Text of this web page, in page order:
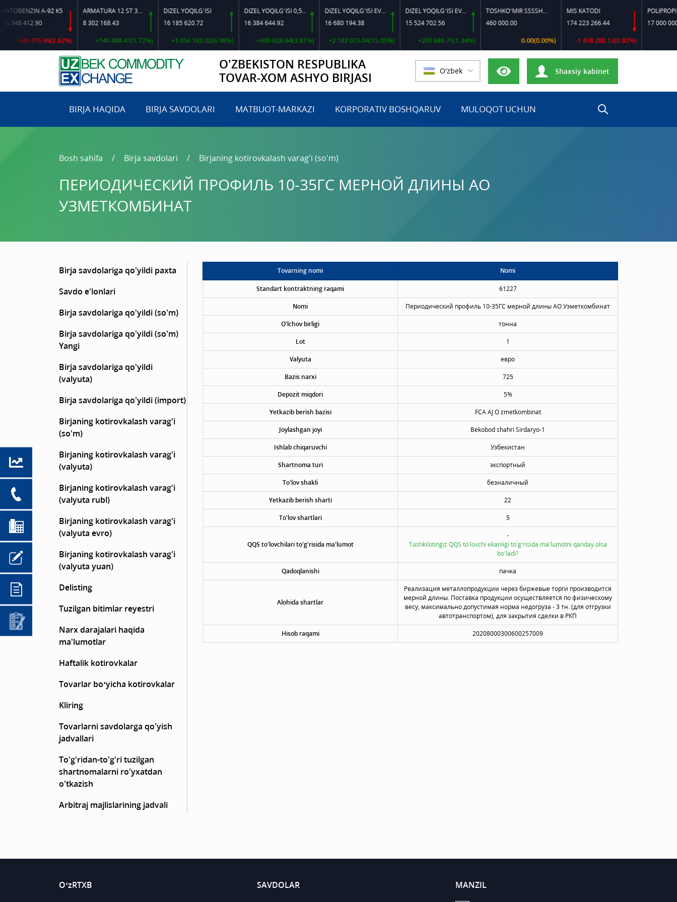
A-92 K5
475.99(2.62%)
ARMATURA 12 ST 35 GS O‘LCHAMLI
8 302 168.43
+140 408.47(1.72%)
DIZEL YOQILG‘ISI
16 185 620.72
+1 056 183.02(6.98%)
DIZEL YOQILG‘ISI 0,5-40
16 384 644.92
+600 628.64(3.81%)
DIZEL YOQILG‘ISI EVRO L-K-4
16 680 194.38
+2 182 073.04(15.05%)
DIZEL YOQILG‘ISI EVRO-L II K-4 SSDF
15 524 702.56
+205 689.71(1.34%)
TOSHKO‘MIR SSSSH-13
460 000.00
0.00(0.00%)
MIS KATODI
174 223 266.44
-1 438 288.13(0.82%)
POLIPROPILEN B-
17 000 000.00
O'ZBEKISTON RESPUBLIKA
TOVAR-XOM ASHYO BIRJASI
O'zbek Shaxsiy kabinet
BIRJA HAQIDA BIRJA SAVDOLARI MATBUOT-MARKAZI KORPORATIV BOSHQARUV MULOQOT UCHUN
Bosh sahifa Birja savdolari Birjaning kotirovkalash varag'i (so'm)
ПЕРИОДИЧЕСКИЙ ПРОФИЛЬ 10-35ГС МЕРНОЙ ДЛИНЫ АО
УЗМЕТКОМБИНАТ
Birja savdolariga qo'yildi paxta
Savdo e'lonlari
Birja savdolariga qo'yildi (so'm)
Birja savdolariga qo'yildi (so'm)
Yangi
Birja savdolariga qo'yildi
(valyuta)
Birja savdolariga qo'yildi (import)
Birjaning kotirovkalash varag'i
(so'm)
Birjaning kotirovkalash varag'i
(valyuta)
Birjaning kotirovkalash varag'i
(valyuta rubl)
Birjaning kotirovkalash varag'i
(valyuta evro)
Birjaning kotirovkalash varag'i
(valyuta yuan)
Delisting
Tuzilgan bitimlar reyestri
Narx darajalari haqida
ma'lumotlar
Haftalik kotirovkalar
Tovarlar bo‘yicha kotirovkalar
Kliring
Tovarlarni savdolarga qo'yish
jadvallari
To'g'ridan-to'g'ri tuzilgan
shartnomalarni ro'yxatdan
o'tkazish
Arbitraj majlislarining jadvali
Tovarning nomi Nomi
Standart kontraktning raqami 61227
Nomi Периодический профиль 10-35ГС мерной длины АО Узметкомбинат
O'lchov birligi тонна
Lot 1
Valyuta евро
Bazis narxi 725
Depozit miqdori 5%
Yetkazib berish bazisi FCA AJ O zmetkombinat
Joylashgan joyi Bekobod shahri Sirdaryo-1
Ishlab chiqaruvchi Узбекистан
Shartnoma turi экспортный
To'lov shakli безналичный
Yetkazib berish sharti 22
To'lov shartlari 5
QQS to'lovchilari to'g'risida ma'lumot
-
Tashkilotingiz QQS to'lovchi ekanligi to'g'risida ma'lumotni qanday olsa
bo'ladi?
Qadoqlanishi пачка
Alohida shartlar
Реализация металлопродукции через биржевые торги производится
мерной длины. Поставка продукции осуществляется по физическому
весу, максимально допустимая норма недогруза - 3 тн. (для отгрузки
автотранспортом), для закрытия сделки в РКП
Hisob raqami 20208000300600257009
O‘zRTXB SAVDOLAR MANZIL